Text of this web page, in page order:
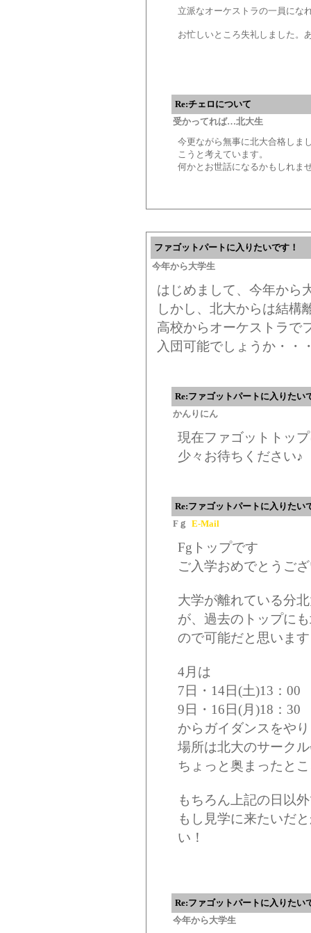
立派なオーケストラの一員にな
お忙しいところ失礼しました。
Re:チェロについて
受かってれば…北大生
今更ながら無事に北大合格しま
こうと考えています。
何かとお世話になるかもしれま
ファゴットパートに入りたいです！
今年から大学生
はじめまして、今年から
しかし、北大からは結構
高校からオーケストラで
入団可能でしょうか・・
Re:ファゴットパートに入りたい
かんりにん
現在ファゴットトッ
少々お待ちください♪
Re:ファゴットパートに入りたい
Fｇ E-Mail
Fgトップです
ご入学おめでとうご
大学が離れている分
が、過去のトップに
ので可能だと思います
4月は
7日・14日(土)13：00
9日・16日(月)18：30
からガイダンスをや
場所は北大のサーク
ちょっと奥まったと
もちろん上記の日以
もし見学に来たいだ
い！
Re:ファゴットパートに入りたい
今年から大学生